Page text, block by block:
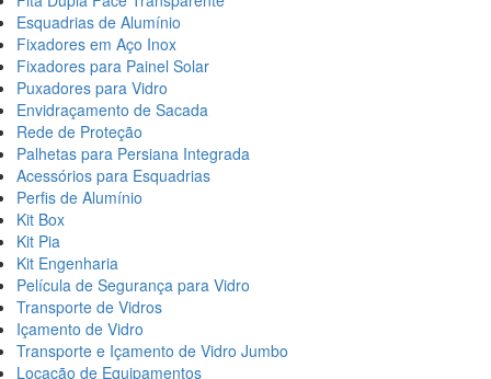
Esquadrias de Alumínio
Fixadores em Aço Inox
Fixadores para Painel Solar
Puxadores para Vidro
Envidraçamento de Sacada
Rede de Proteção
Palhetas para Persiana Integrada
Acessórios para Esquadrias
Perfis de Alumínio
Kit Box
Kit Pia
Kit Engenharia
Película de Segurança para Vidro
Transporte de Vidros
Içamento de Vidro
Transporte e Içamento de Vidro Jumbo
Locação de Equipamentos